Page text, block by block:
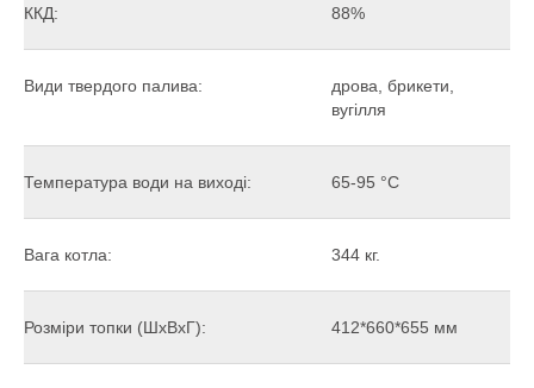
ККД: 88%
Види твердого палива:
дрова, брикети,
вугілля
Температура води на виході: 65-95 °C
Вага котла: 344 кг.
Розміри топки (ШхВхГ): 412*660*655 мм